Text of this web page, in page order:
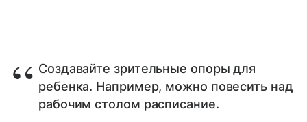
Создавайте зрительные опоры для
ребенка. Например, можно повесить над
рабочим столом расписание.